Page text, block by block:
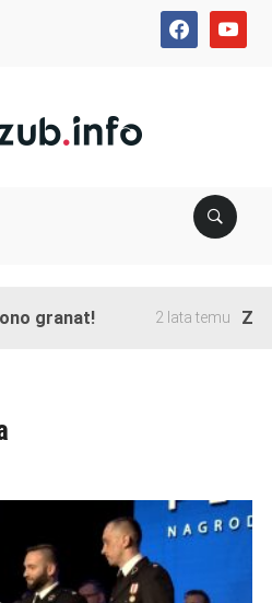
facebookyoutube
granat! 2 lata temu